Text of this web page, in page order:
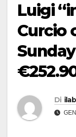
Luigi
Curcio
Di